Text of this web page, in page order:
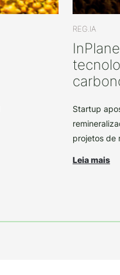
REG.IA
Startup
projetos de
Leia mais